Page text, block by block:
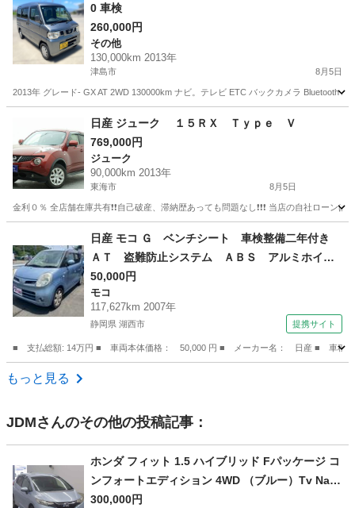
0 車検
260,000円
その他
130,000km 2013年
津島市 8月5日
2013年 グレード- GX AT 2WD 130000km ナビ。テレビ ETC バックカメラ Bluetooth
その他
日産 ジューク １５ＲＸ Ｔｙｐｅ Ｖ
769,000円
ジューク
90,000km 2013年
東海市 8月5日
金利０％ 全店舗在庫共有❗️❗️自己破産、滞納歴あっても問題なし❗️❗️❗️ 当店の自社ロ
ジューク
日産 モコ Ｇ ベンチシート 車検整備二年付き
ＡＴ 盗難防止システム ＡＢＳ アルミホイー
ル 衝突安全ボディ エアコン パワーステアリ
ング パワーウィンドウ ＭＤプレイヤー付き
（車検整備付）
50,000円
モコ
117,627km 2007年
静岡県 湖西市 提携サイト
■ 支払総額: 14万円 ■ 車両本体価格： 50,000 円 ■ メーカー名： 日産 ■ 車
静岡 湖西市
もっと見る
JDMさんのその他の投稿記事：
ホンダ フィット 1.5 ハイブリッド Fパッケージ コ
ンフォートエディション 4WD （ブルー）Tv Navi
バックカメラ Etc DAA-GP6 リサイクル自動車税
300,000円